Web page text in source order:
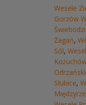
Wesele
Gorzów
Żagań,
Sól,
Słubice,